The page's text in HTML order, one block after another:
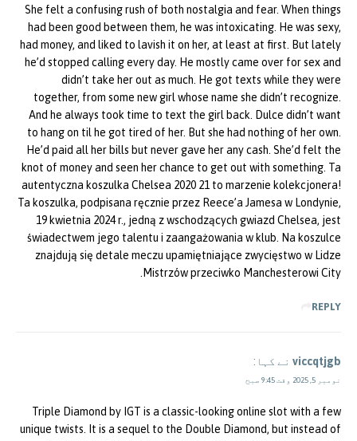
She felt a confusing rush of both nostalgia and fear. When things
had been good between them, he was intoxicating. He was sexy,
had money, and liked to lavish it on her, at least at first. But lately
he’d stopped calling every day. He mostly came over for sex and
didn’t take her out as much. He got texts while they were
together, from some new girl whose name she didn’t recognize.
And he always took time to text the girl back. Dulce didn’t want
to hang on til he got tired of her. But she had nothing of her own.
He’d paid all her bills but never gave her any cash. She’d felt the
knot of money and seen her chance to get out with something. Ta
autentyczna koszulka Chelsea 2020 21 to marzenie kolekcjonera!
Ta koszulka, podpisana ręcznie przez Reece’a Jamesa w Londynie,
19 kwietnia 2024 r., jedną z wschodzących gwiazd Chelsea, jest
świadectwem jego talentu i zaangażowania w klub. Na koszulce
znajdują się detale meczu upamiętniające zwycięstwo w Lidze
Mistrzów przeciwko Manchesterowi City.
REPLY
viccqtjgb نے کہا:
نومبر 5, 2025 وقت 9:45 صبح
Triple Diamond by IGT is a classic-looking online slot with a few
unique twists. It is a sequel to the Double Diamond, but instead of